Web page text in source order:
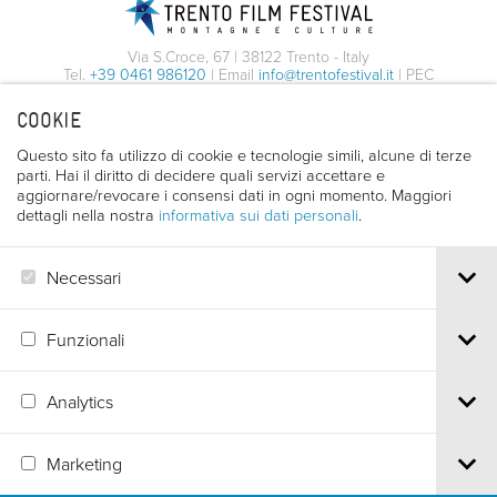
COOKIE
Questo sito fa utilizzo di cookie e tecnologie simili, alcune di terze
parti. Hai il diritto di decidere quali servizi accettare e
aggiornare/revocare i consensi dati in ogni momento. Maggiori
dettagli nella nostra informativa sui dati personali.
Necessari
Funzionali
Analytics
Marketing
Condividi con i tuoi amici
Facebook Twitter Whatsapp Email
AGGIUNGI
MAGGIORI
INFORMAZIONI
02/05/2026
12:00
Facebook Twitter Whatsapp Email
AGGIUNGI
MATERIA E PAROLE
02/05/2026
14:00
Condividi con i tuoi amici
AGGIUNGI
Via S.Croce, 67 | 38122 Trento - Italy
Tel. +39 0461 986120 | Email info@trentofestival.it | PEC
trentofilmfestival@pec.it